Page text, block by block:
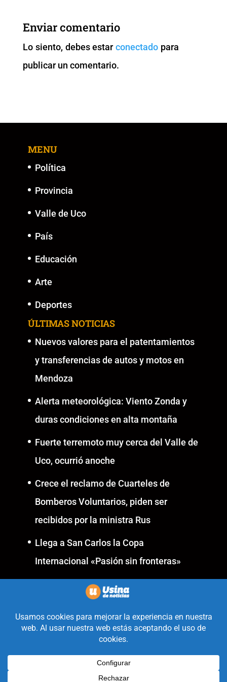
b
o
o
k
A
p
p k
er
Enviar comentario
Lo siento, debes estarconectado para
publicar un comentario.
MENU
Política
Provincia
Valle de Uco
País
Educación
Arte
Deportes
ÚLTIMAS NOTICIAS
Nuevos valores para el patentamientos
y transferencias de autos y motos en
Mendoza
Alerta meteorológica: Viento Zonda y
duras condiciones en alta montaña
Fuerte terremoto muy cerca del Valle de
Uco, ocurrió anoche
Crece el reclamo de Cuarteles de
Bomberos Voluntarios, piden ser
recibidos por la ministra Rus
Llega a San Carlos la Copa
Internacional «Pasión sin fronteras»
Realizado con la mirada
equidistante de alguien a quién
solo le interesa informar que ocurre